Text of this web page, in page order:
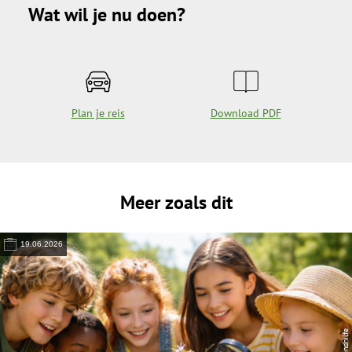
Wat wil je nu doen?
Plan je reis Download PDF
Meer zoals dit
19.06.2026